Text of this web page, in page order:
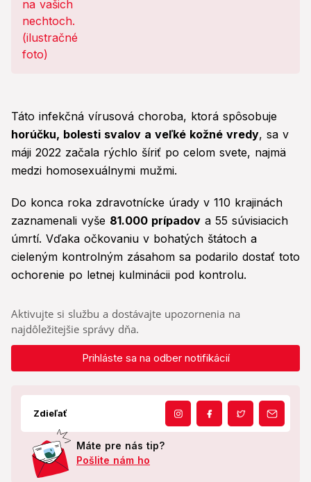
Táto infekčná vírusová choroba, ktorá spôsobuje
horúčku, bolesti svalov a veľké kožné vredy, sa v
máji 2022 začala rýchlo šíriť po celom svete, najmä
medzi homosexuálnymi mužmi.
Do konca roka zdravotnícke úrady v 110 krajinách
zaznamenali vyše 81.000 prípadov a 55 súvisiacich
úmrtí. Vďaka očkovaniu v bohatých štátoch a
cieleným kontrolným zásahom sa podarilo dostať toto
ochorenie po letnej kulminácii pod kontrolu.
Aktivujte si službu a dostávajte upozornenia na
najdôležitejšie správy dňa.
Prihláste sa na odber notifikácií
Zdieľať
Máte pre nás tip?
Pošlite nám ho